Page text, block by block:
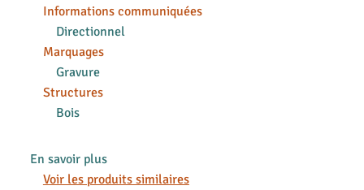
Informations communiquées
Directionnel
Marquages
Gravure
Structures
Bois
En savoir plus
Voir les produits similaires